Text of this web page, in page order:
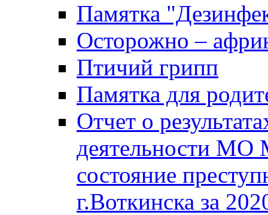
Памятка
Осторожно –
Птичий грипп
Памятка для
Отчет о
деятельности МО
состояние
г.Воткинска за